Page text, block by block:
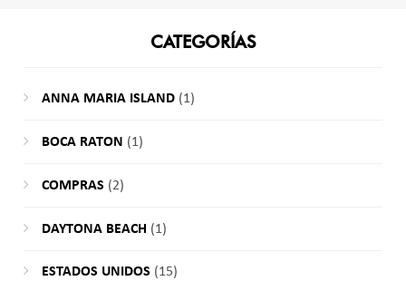
CATEGORÍAS
ANNA MARIA ISLAND(1)
BOCA RATON (1)
COMPRAS (2)
DAYTONA BEACH (1)
ESTADOS UNIDOS (15)